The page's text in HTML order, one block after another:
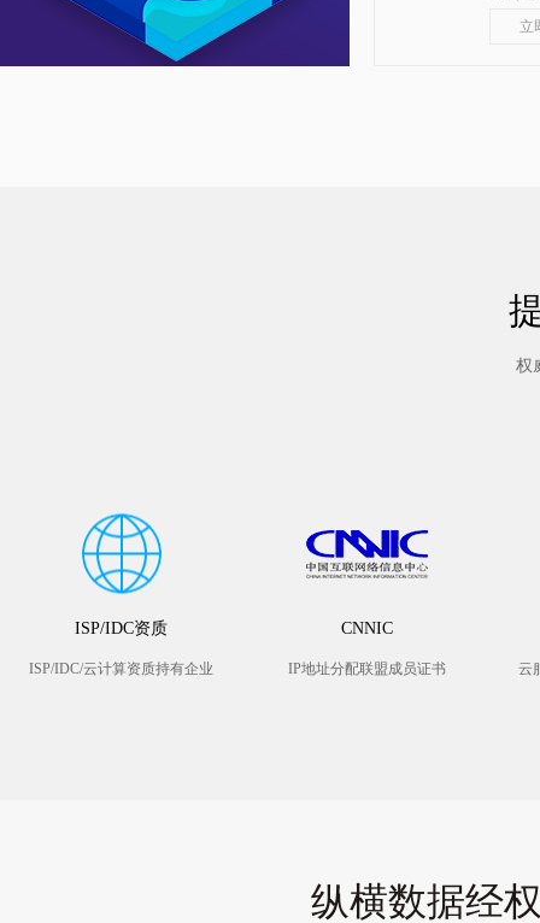
立
权
ISP/IDC资质
ISP/IDC/云计算资质持有企业
CNNIC
IP地址分配联盟成员证书 云
纵横数据经